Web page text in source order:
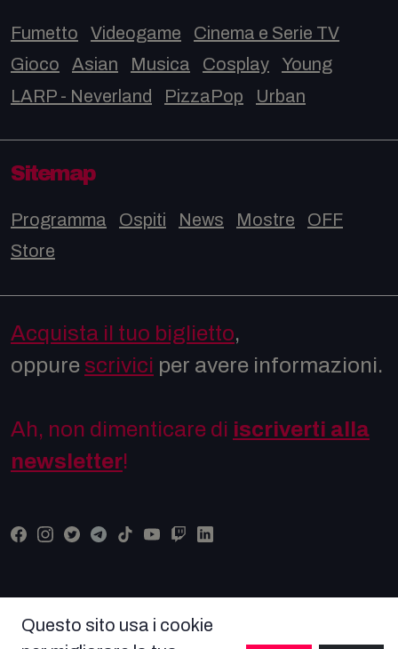
Fumetto Videogame
Cinema e Serie TV
Gioco
Asian Musica Cosplay
Young
LARP - Neverland
PizzaPop Urban
Sitemap
Programma Ospiti News Mostre
OFF
Store
Acquista il tuo biglietto,
oppure scrivici per avere informazioni.
Ah, non dimenticare di iscriverti alla
newsletter!
© COPYRIGHT COMICON 2026 Tutti i diritti riservati -
Questo sito usa i cookie